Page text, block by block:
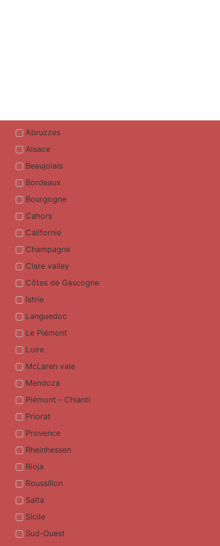
Abruzzes
Alsace
Beaujolais
Bordeaux
Bourgogne
Cahors
Californie
Champagne
Clare valley
Côtes de Gascogne
Istrie
Languedoc
Le Piémont
Loire
McLaren vale
Mendoza
Piémont - Chianti
Priorat
Provence
Rheinhessen
Rioja
Roussillon
Salta
Sicile
Sud-Ouest